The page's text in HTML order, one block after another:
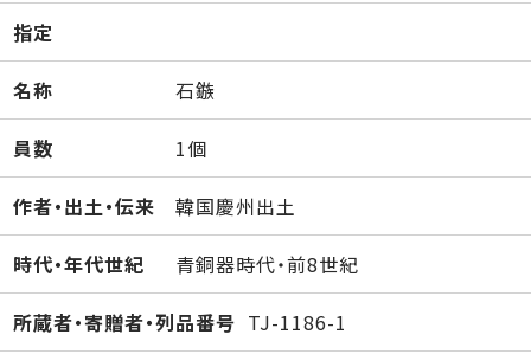
指定
名称 石鏃
員数 1個
作者・出土・伝来 韓国慶州出土
時代・年代世紀 青銅器時代・前8世紀
所蔵者・寄贈者・列品番号 TJ-1186-1